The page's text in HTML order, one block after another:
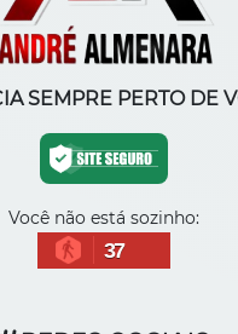
SEMPRE PERTO DE
Você não está sozinho:
37